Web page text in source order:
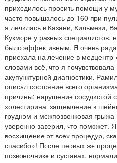
приходилось просить помощи у
часто повышалось до 160 при
я лечилась в Казани, Кильмези,
Кукморе у разных специалистов,
было эффективным. Я очень рада,
приехала на лечение в
словами всё, что я
акупунктурной диагностики.
описал состояние всего
причины: нарушение сосудистой
холестирина, защемление в
грудном и межпозвонковая
уверенно заверил, что поможет.
восхищение от всех процедур,
спасибо»! После первых же
позвоночнике и суставах,